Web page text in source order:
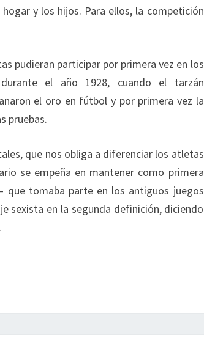
y los hijos. Para ellos, la competición
pudieran participar por primera vez en los
el año 1928, cuando el tarzán
el oro en fútbol y por primera vez la
pruebas.
que nos obliga a diferenciar los atletas
se empeña en mantener como primera
que tomaba parte en los antiguos juegos
sexista en la segunda definición, diciendo